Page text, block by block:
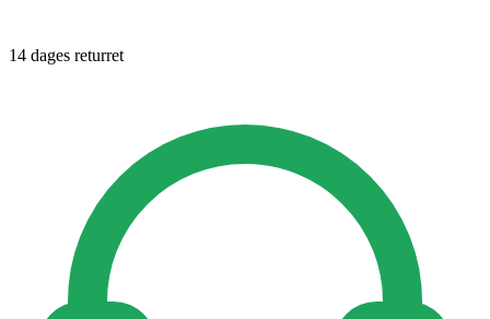
14 dages returret